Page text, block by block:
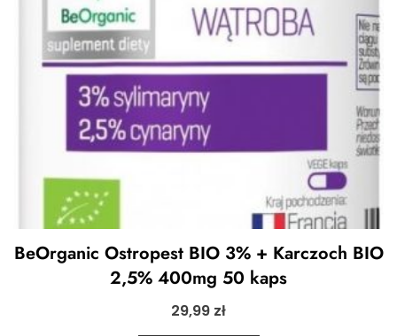
BeOrganic Ostropest BIO 3% + Karczoch BIO
2,5% 400mg 50 kaps
29,99 zł